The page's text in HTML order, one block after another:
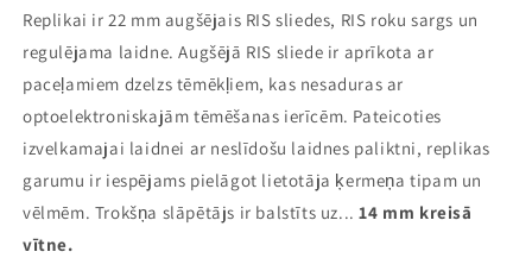
Replikai ir 22 mm augšējais RIS sliedes, RIS roku sargs un
regulējama laidne. Augšējā RIS sliede ir aprīkota ar
paceļamiem dzelzs tēmēkļiem, kas nesaduras ar
optoelektroniskajām tēmēšanas ierīcēm. Pateicoties
izvelkamajai laidnei ar neslīdošu laidnes paliktni, replikas
garumu ir iespējams pielāgot lietotāja ķermeņa tipam un
vēlmēm. Trokšņa slāpētājs ir balstīts uz... 14 mm kreisā
vītne.